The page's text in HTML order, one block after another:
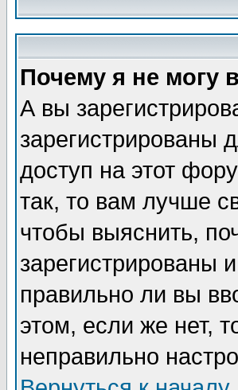
Почему я не могу
А вы
зарегистрированы
доступ на этот
так, то вам лучше
чтобы выяснить,
зарегистрированы
правильно ли вы
этом, если же нет,
неправильно